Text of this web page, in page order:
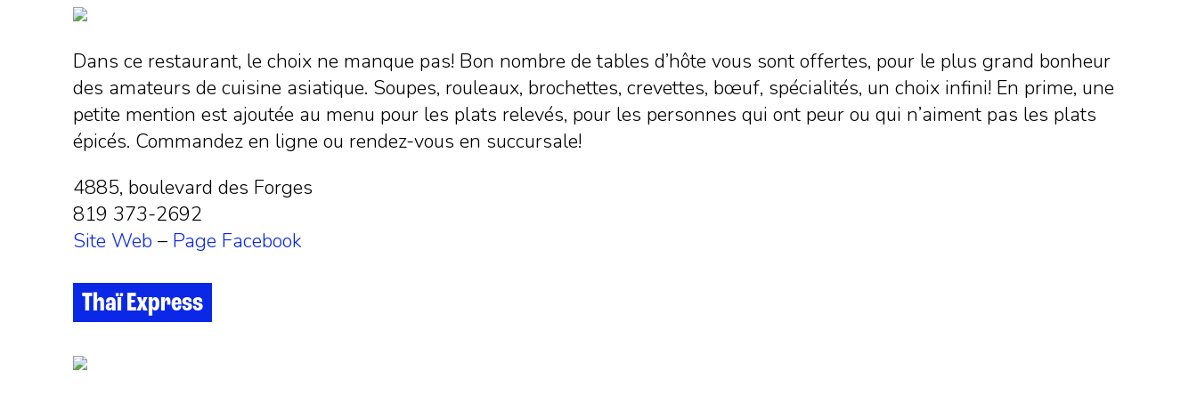
Dans ce restaurant, le choix ne manque pas! Bon nombre de tables d’hôte vous sont offertes, pour le plus grand bonheur
des amateurs de cuisine asiatique. Soupes, rouleaux, brochettes, crevettes, bœuf, spécialités, un choix infini! En prime, une
petite mention est ajoutée au menu pour les plats relevés, pour les personnes qui ont peur ou qui n’aiment pas les plats
épicés. Commandez en ligne ou rendez-vous en succursale!
4885, boulevard des Forges
819 373-2692
Site Web – Page Facebook
Thaï Express